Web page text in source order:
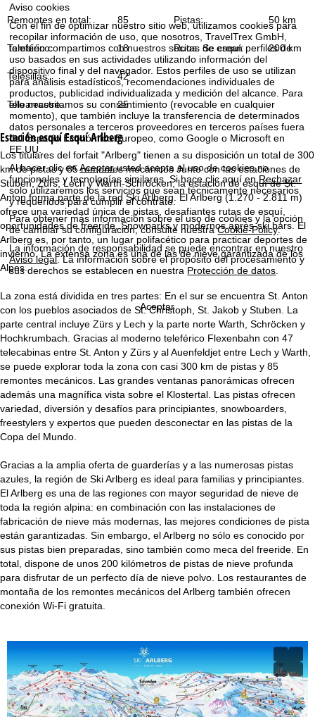
Aviso cookies
Con el fin de optimizar nuestro sitio web, utilizamos cookies para
recopilar información de uso, que nosotros, TravelTrex GmbH,
también compartimos con nuestros socios. Se crean perfiles de
uso basados en sus actividades utilizando información del
dispositivo final y del navegador. Estos perfiles de uso se utilizan
para análisis estadísticos, recomendaciones individuales de
productos, publicidad individualizada y medición del alcance. Para
ello necesitamos su consentimiento (revocable en cualquier
momento), que también incluye la transferencia de determinados
datos personales a terceros proveedores en terceros países fuera
del Espacio Económico Europeo, como Google o Microsoft en
EE.UU.
Al hacer clic enAceptarusted acepta el uso de cookies no
funcionales y tecnologías similares. Si hace clic aquí en Rechazar
solo utilizaremos los servicios que sean técnicamente necesarios
y requeridos para cumplir el contrato.
Para obtener más información sobre el uso de cookies y la opción
de cambiar su configuración, consulte nuestraCookie-Policy.
La información de responsabilidad se puede encontrar en nuestro
Aviso legal. La información sobre el propósito del procesamiento y
sus derechos se establecen en nuestra Protección de datos
Aceptar
r
i
n
c
i
p
a
l
Remontes en total: 85 Pistas: 50 km
Teleférico: 18 Rutas de esquí: 200 km
Telesillas: 42
Telearrastre: 25
Estación esquíEsquí Arlberg
Los titulares del forfait "Arlberg" tienen a su disposición un total de 300
km de pistas y 85 remontes mecánicos Junto con las estaciones de
Stuben, Zürs, Lech y Warth-Schröcken, la estación de esquí de St.
Anton forma parte de la red Ski Arlberg. El Arlberg (1.270 - 2.811 m)
ofrece una variedad única de pistas, desafiantes rutas de esquí,
oportunidades de freeride, Snowparks y modernos après-ski bars. El
Arlberg es, por tanto, un lugar polifacético para practicar deportes de
invierno. La extensa zona es una de las de nieve garantizada de los
Alpes.
La zona está dividida en tres partes: En el sur se encuentra St. Anton
con los pueblos asociados de St. Christoph, St. Jakob y Stuben. La
parte central incluye Zürs y Lech y la parte norte Warth, Schröcken y
Hochkrumbach. Gracias al moderno teleférico Flexenbahn con 47
telecabinas entre St. Anton y Zürs y al Auenfeldjet entre Lech y Warth,
se puede explorar toda la zona con casi 300 km de pistas y 85
remontes mecánicos. Las grandes ventanas panorámicas ofrecen
además una magnífica vista sobre el Klostertal. Las pistas ofrecen
variedad, diversión y desafíos para principiantes, snowboarders,
freestylers y expertos que pueden desconectar en las pistas de la
Copa del Mundo.
Gracias a la amplia oferta de guarderías y a las numerosas pistas
azules, la región de Ski Arlberg es ideal para familias y principiantes.
El Arlberg es una de las regiones con mayor seguridad de nieve de
toda la región alpina: en combinación con las instalaciones de
fabricación de nieve más modernas, las mejores condiciones de pista
están garantizadas. Sin embargo, el Arlberg no sólo es conocido por
sus pistas bien preparadas, sino también como meca del freeride. En
total, dispone de unos 200 kilómetros de pistas de nieve profunda
para disfrutar de un perfecto día de nieve polvo. Los restaurantes de
montaña de los remontes mecánicos del Arlberg también ofrecen
conexión Wi-Fi gratuita.